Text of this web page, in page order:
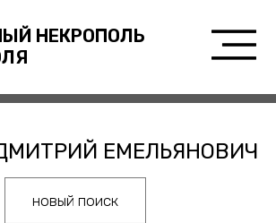
НЕКРОПОЛЬ
ЕМЕЛЬЯНОВИЧ
новый поиск